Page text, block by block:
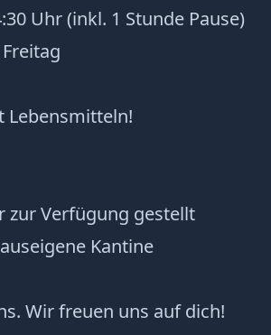
Uhr (inkl. 1 Stunde Pause)
Lebensmitteln!
Verfügung gestellt
Kantine
Wir freuen uns auf dich!